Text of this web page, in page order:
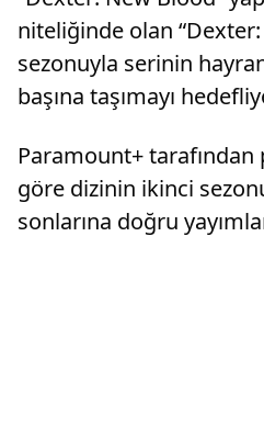
niteliğinde olan
sezonuyla serinin
başına taşımayı
Paramount+ tarafından
göre dizinin ikinci
sonlarına doğru